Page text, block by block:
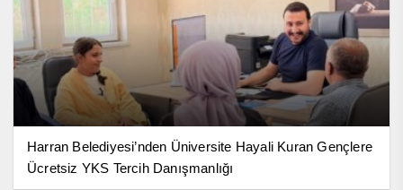
Harran Belediyesi’nden Üniversite Hayali Kuran Gençlere
Ücretsiz YKS Tercih Danışmanlığı